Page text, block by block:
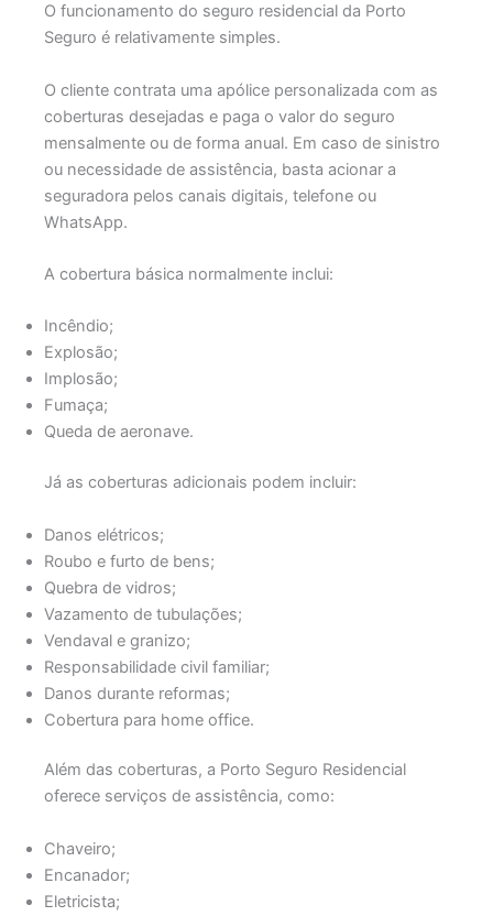
O funcionamento do seguro residencial da Porto
Seguro é relativamente simples.
O cliente contrata uma apólice personalizada com as
coberturas desejadas e paga o valor do seguro
mensalmente ou de forma anual. Em caso de sinistro
ou necessidade de assistência, basta acionar a
seguradora pelos canais digitais, telefone ou
WhatsApp.
A cobertura básica normalmente inclui:
Incêndio;
Explosão;
Implosão;
Fumaça;
Queda de aeronave.
Já as coberturas adicionais podem incluir:
Danos elétricos;
Roubo e furto de bens;
Quebra de vidros;
Vazamento de tubulações;
Vendaval e granizo;
Responsabilidade civil familiar;
Danos durante reformas;
Cobertura para home office.
Além das coberturas, a Porto Seguro Residencial
oferece serviços de assistência, como:
Chaveiro;
Encanador;
Eletricista;